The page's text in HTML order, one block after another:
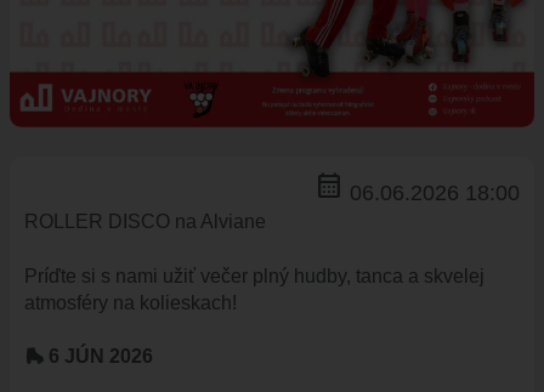
VZN
DOKUMENTY
PETÍCIE
PROTIPOŽIARNA OCHRANA
ZVEREJNENIE VYDANÝCH POVOLENÍ NA ROZKOPÁVKY
calendar_month 06.06.2026 18:00
ROLLER DISCO na Alviane
Príďte si s nami užiť večer plný hudby, tanca a skvelej
atmosféry na kolieskach!
🛼 6 JÚN 2026